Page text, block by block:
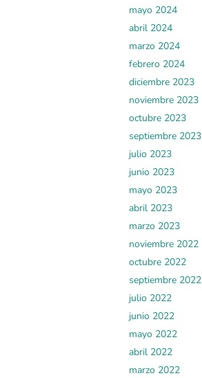
mayo 2024
abril 2024
marzo 2024
febrero 2024
diciembre 2023
noviembre 2023
octubre 2023
septiembre 2023
julio 2023
junio 2023
mayo 2023
abril 2023
marzo 2023
noviembre 2022
octubre 2022
septiembre 2022
julio 2022
junio 2022
mayo 2022
abril 2022
marzo 2022